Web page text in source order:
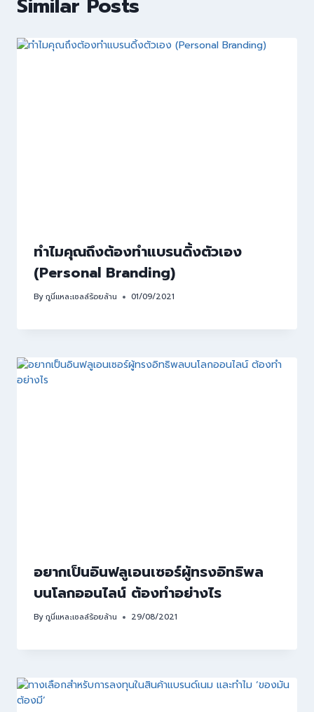
ทำไมคุณถึงต้องทำแบรนดิ้งตัวเอง
(Personal Branding)
Byกูนี่แหละเซลล์ร้อยล้าน 01/09/2021
อยากเป็นอินฟลูเอนเซอร์ผู้ทรงอิทธิพล
บนโลกออนไลน์ ต้องทำอย่างไร
Byกูนี่แหละเซลล์ร้อยล้าน 29/08/2021